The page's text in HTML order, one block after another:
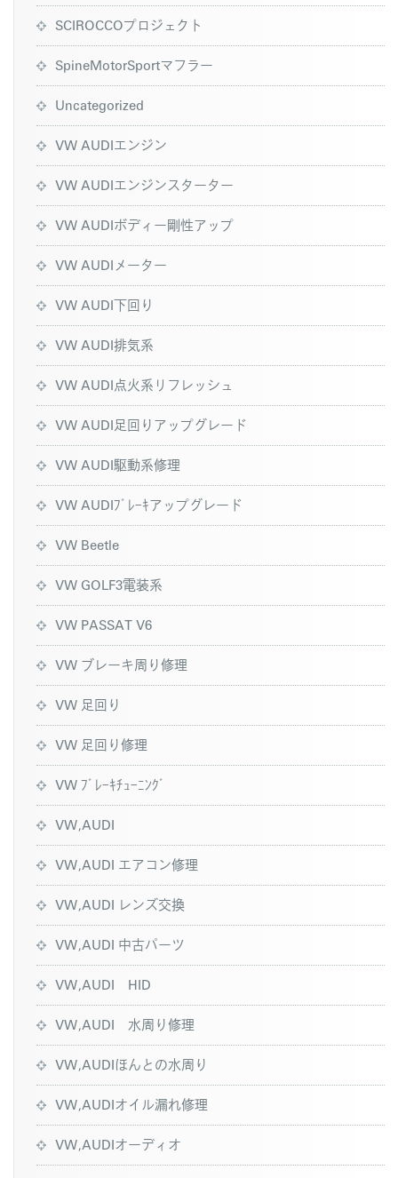
SCIROCCOプロジェクト
SpineMotorSportマフラー
Uncategorized
VW AUDIエンジン
VW AUDIエンジンスターター
VW AUDIボディー剛性アップ
VW AUDIメーター
VW AUDI下回り
VW AUDI排気系
VW AUDI点火系リフレッシュ
VW AUDI足回りアップグレード
VW AUDI駆動系修理
VW AUDIﾌﾞﾚｰｷアップグレード
VW Beetle
VW GOLF3電装系
VW PASSAT V6
VW ブレーキ周り修理
VW 足回り
VW 足回り修理
VW ﾌﾞﾚｰｷﾁｭｰﾆﾝｸﾞ
VW,AUDI
VW,AUDI エアコン修理
VW,AUDI レンズ交換
VW,AUDI 中古パーツ
VW,AUDI HID
VW,AUDI 水周り修理
VW,AUDIほんとの水周り
VW,AUDIオイル漏れ修理
VW,AUDIオーディオ